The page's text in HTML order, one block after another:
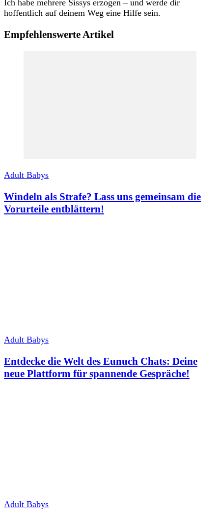
Ich habe mehrere Sissys erzogen – und werde dir
hoffentlich auf deinem Weg eine Hilfe sein.
Empfehlenswerte Artikel
Adult Babys
Windeln als Strafe? Lass uns gemeinsam die
Vorurteile entblättern!
Adult Babys
Entdecke die Welt des Eunuch Chats: Deine
neue Plattform für spannende Gespräche!
Adult Babys